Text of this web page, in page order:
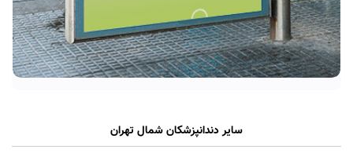
سایر دندانپزشکان شمال تهران